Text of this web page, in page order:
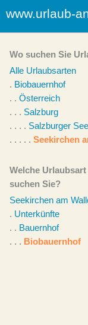
www.urlaub-
Wo suchen Sie
Alle Urlaubsarten
. Biobauernhof
. . Österreich
. . . Salzburg
. . . . Salzburger
. . . . . Seekirchen
Welche Urlaubsart
suchen Sie?
Seekirchen am
. Unterkünfte
. . Bauernhof
. . . Biobauernhof